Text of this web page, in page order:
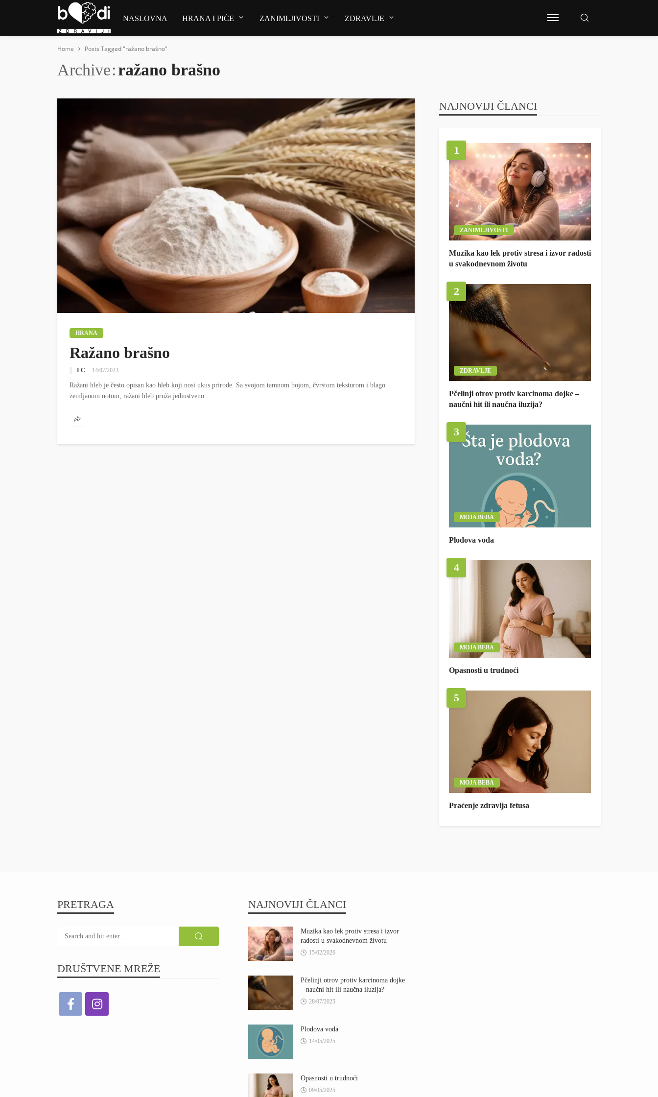
NASLOVNA HRANA I PIĆE ZANIMLJIVOSTI ZDRAVLJE
Home Posts Tagged "ražano brašno"
Archive ražano brašno
HRANA
Ražano brašno
I C 14/07/2023
Ražani hleb je često opisan kao hleb koji nosi ukus prirode. Sa svojom tamnom bojom, čvrstom teksturom i blago
zemljanom notom, ražani hleb pruža jedinstveno...
NAJNOVIJI ČLANCI
1
ZANIMLJIVOSTI
Muzika kao lek protiv stresa i izvor radosti
u svakodnevnom životu
2
ZDRAVLJE
Pčelinji otrov protiv karcinoma dojke –
naučni hit ili naučna iluzija?
3
MOJA BEBA
Plodova voda
4
MOJA BEBA
Opasnosti u trudnoći
5
MOJA BEBA
Praćenje zdravlja fetusa
PRETRAGA
DRUŠTVENE MREŽE
NAJNOVIJI ČLANCI
Muzika kao lek protiv stresa i izvor
radosti u svakodnevnom životu
15/02/2026
Pčelinji otrov protiv karcinoma dojke
– naučni hit ili naučna iluzija?
28/07/2025
Plodova voda
14/05/2025
Opasnosti u trudnoći
09/05/2025